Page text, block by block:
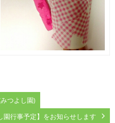
つよし園)
園行事予定】をお知らせします